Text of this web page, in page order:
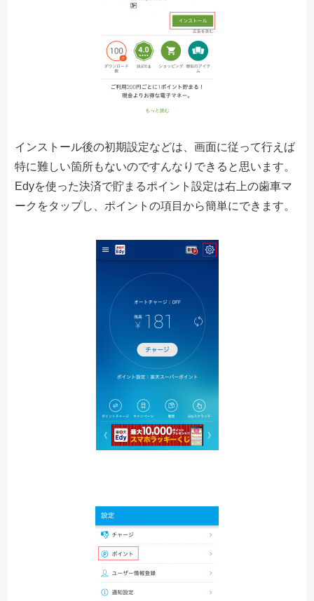
インストール後の初期設定などは、画面に従って行えば
特に難しい箇所もないのですんなりできると思います。
Edyを使った決済で貯まるポイント設定は右上の歯車マ
ークをタップし、ポイントの項目から簡単にできます。